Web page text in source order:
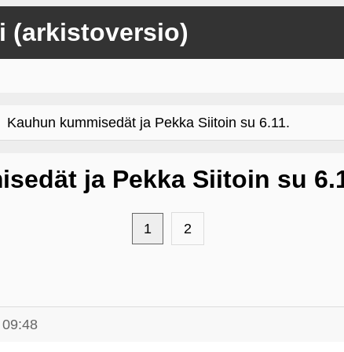
(arkistoversio)
Kauhun kummisedät ja Pekka Siitoin su 6.11.
ja Pekka Siitoin su
1 2